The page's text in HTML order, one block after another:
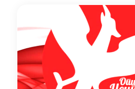
Скопје” број 9/2026), за
(три) години од денот на
Договорот за закуп со
понудувач.